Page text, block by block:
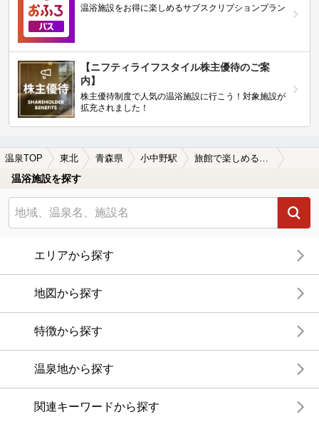
温浴施設をお得に楽しめるサブスクリプションプラン
【ニフティライフスタイル株主優待のご案
内】
株主優待制度で人気の温浴施設に行こう！対象施設が
拡充されました！
温泉TOP 東北 青森県 小中野駅 旅館で楽しめる小中野駅近くの温泉、日帰り温泉、スーパー銭湯おすすめ
温浴施設を探す
エリアから探す
地図から探す
特徴から探す
温泉地から探す
関連キーワードから探す